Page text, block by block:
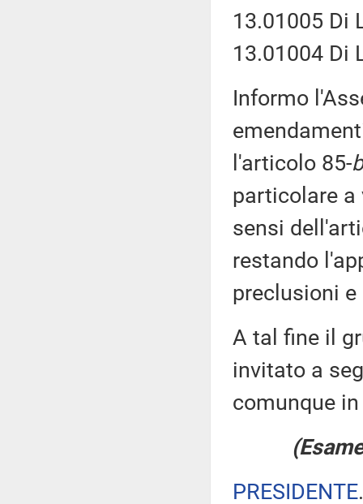
13.01005 Di
13.01004 Di
Informo
l'articolo 85-
particolare a
sensi
restando
preclusioni
A tal fine il
invitato a
comunque
PRESIDENTE